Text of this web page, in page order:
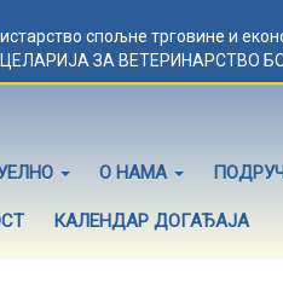
спољне трговине и
ЗА ВЕТЕРИНАРСТВО
О НАМА
КАЛЕНДАР ДОГАЂАЈА